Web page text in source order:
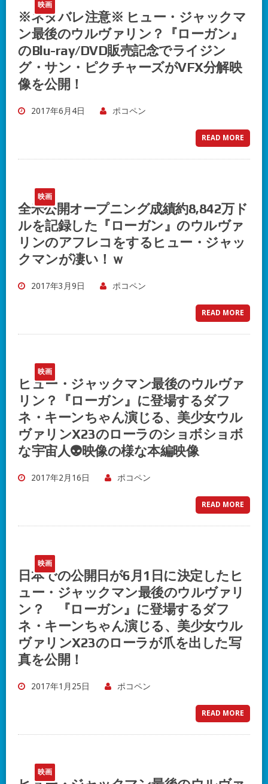
映画
※ネタバレ注意※ ヒュー・ジャックマ
ン最後のウルヴァリン？『ローガン』
のBlu-ray/DVD販売記念でライジン
グ・サン・ピクチャーズがVFX分解映
像を公開！
2017年6月4日 ポコペン
READ MORE
映画
全米公開オープニング成績約8,842万ド
ルを記録した『ローガン』のウルヴァ
リンのアフレコをするヒュー・ジャッ
クマンが凄い！ｗ
2017年3月9日 ポコペン
READ MORE
映画
ヒュー・ジャックマン最後のウルヴァ
リン？『ローガン』に登場するダフ
ネ・キーンちゃん演じる、美少女ウル
ヴァリンX23のローラのショボショボ
な宇宙人👽映像の様な本編映像
2017年2月16日 ポコペン
READ MORE
映画
日本での公開日が6月1日に決定したヒ
ュー・ジャックマン最後のウルヴァリ
ン？ 『ローガン』に登場するダフ
ネ・キーンちゃん演じる、美少女ウル
ヴァリンX23のローラが爪を出した写
真を公開！
2017年1月25日 ポコペン
READ MORE
映画